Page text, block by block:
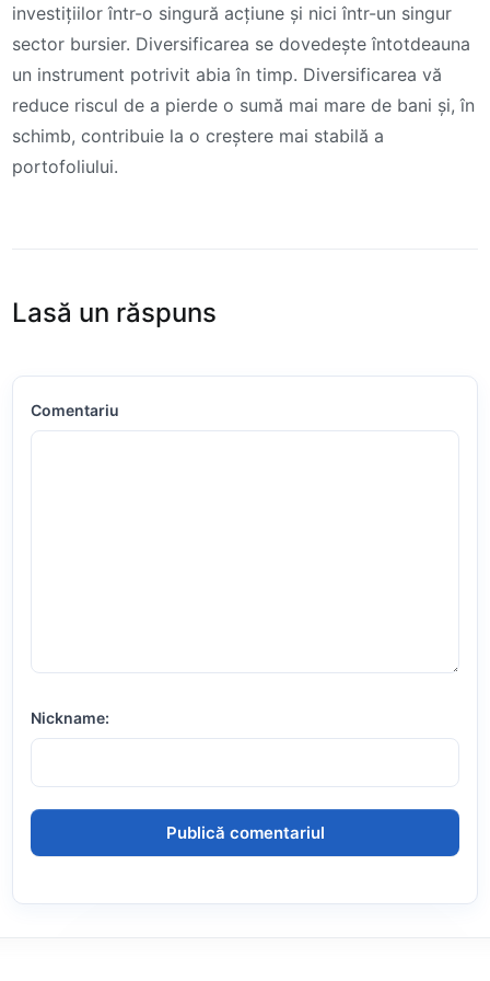
investițiilor într-o singură acțiune și nici într-un singur
sector bursier. Diversificarea se dovedește întotdeauna
un instrument potrivit abia în timp. Diversificarea vă
reduce riscul de a pierde o sumă mai mare de bani și, în
schimb, contribuie la o creștere mai stabilă a
portofoliului.
Lasă un răspuns
Comentariu
Nickname: